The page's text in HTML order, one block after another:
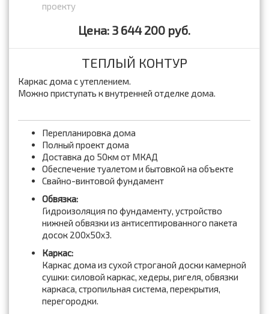
проекту
Цена: 3 644 200 руб.
ТЕПЛЫЙ КОНТУР
Каркас дома с утеплением.
Можно приступать к внутренней отделке дома.
Перепланировка дома
Полный проект дома
Доставка до 50км от МКАД
Обеспечение туалетом и бытовкой на объекте
Свайно-винтовой фундамент
Обвязка:
Гидроизоляция по фундаменту, устройство
нижней обвязки из антисептированного пакета
досок 200x50x3.
Каркас:
Каркас дома из сухой строганой доски камерной
сушки: силовой каркас, хедеры, ригеля, обвязки
каркаса, стропильная система, перекрытия,
перегородки.